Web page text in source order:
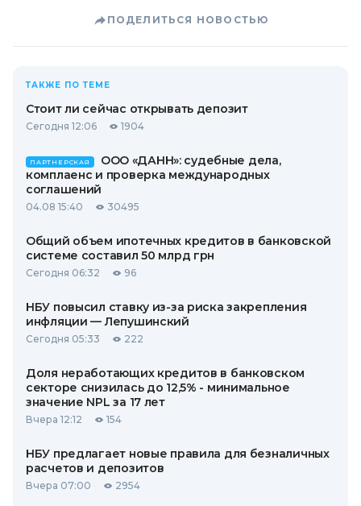
ПОДЕЛИТЬСЯ НОВОСТЬЮ
ТАКЖЕ ПО ТЕМЕ
Стоит ли сейчас открывать депозит
Сегодня 12:06 1904
ПАРТНЕРСКАЯ
ООО «ДАНН»: судебные дела,
комплаенс и проверка международных
соглашений
04.08 15:40 30495
Общий объем ипотечных кредитов в банковской
системе составил 50 млрд грн
Сегодня 06:32 96
НБУ повысил ставку из-за риска закрепления
инфляции — Лепушинский
Сегодня 05:33 222
Доля неработающих кредитов в банковском
секторе снизилась до 12,5% - минимальное
значение NPL за 17 лет
Вчера 12:12 154
НБУ предлагает новые правила для безналичных
расчетов и депозитов
Вчера 07:00 2954